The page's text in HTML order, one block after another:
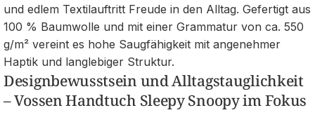
und edlem Textilauftritt Freude in den Alltag. Gefertigt aus
100 % Baumwolle und mit einer Grammatur von ca. 550
g/m² vereint es hohe Saugfähigkeit mit angenehmer
Haptik und langlebiger Struktur.
Designbewusstsein und Alltagstauglichkeit
– Vossen Handtuch Sleepy Snoopy im Fokus